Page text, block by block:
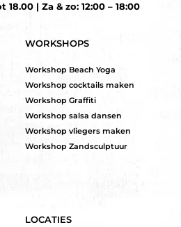
| Za & zo: 12:00 – 18:00
WORKSHOPS
Workshop Beach Yoga
Workshop cocktails maken
Workshop Graffiti
Workshop salsa dansen
Workshop vliegers maken
Workshop Zandsculptuur
LOCATIES